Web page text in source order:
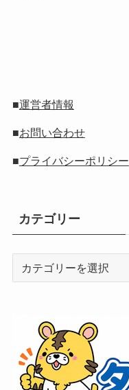
■運営者情報
■お問い合わせ
■プライバシーポリシー
カテゴリー